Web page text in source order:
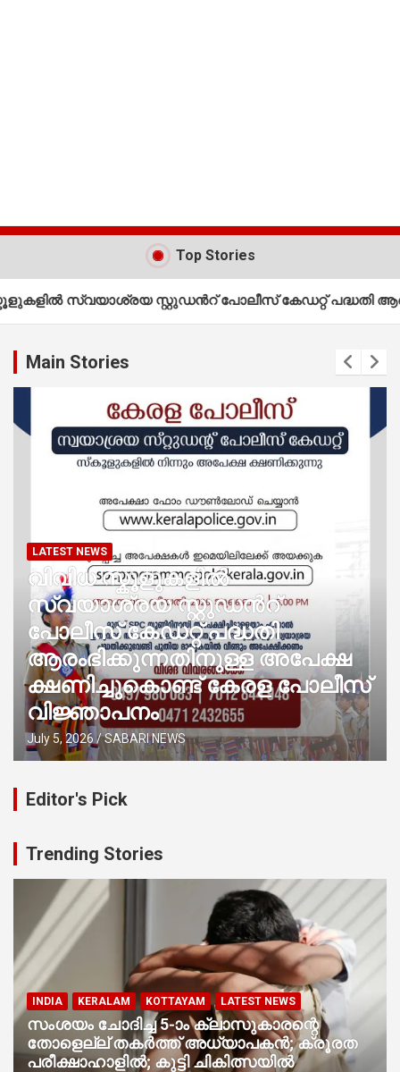
Top Stories
സ്റ്റുഡന്‍റ് പോലീസ് കേഡറ്റ് പദ്ധതി
Main Stories
LATEST NEWS
വിവിധ സ്കൂളുകളില്‍
സ്വയാശ്രയ സ്റ്റുഡന്‍റ്
പോലീസ് കേഡറ്റ് പദ്ധതി
ആരംഭിക്കുന്നതിനുള്ള അപേക്ഷ
ക്ഷണിച്ചുകൊണ്ട് കേരള പോലീസ്
വിജ്ഞാപനം
July 5, 2026 SABARI NEWS
Editor's Pick
Trending Stories
INDIA KERALAM KOTTAYAM LATEST NEWS
സംശയം ചോദിച്ച 5-ാം ക്ലാസുകാരന്റെ
തോളെല്ല് തകർത്ത് അധ്യാപകൻ; ക്രൂരത
പരീക്ഷാഹാളിൽ; കുട്ടി ചികിത്സയിൽ